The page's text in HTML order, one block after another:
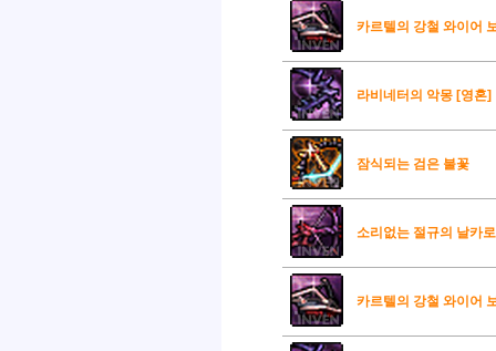
카르텔의 강철 와이어
라비네터의 악몽 [영혼]
잠식되는 검은 불꽃
소리없는 절규의 날카
카르텔의 강철 와이어